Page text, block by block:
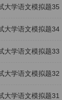
大学语文模拟题35
大学语文模拟题34
大学语文模拟题33
大学语文模拟题32
大学语文模拟题31